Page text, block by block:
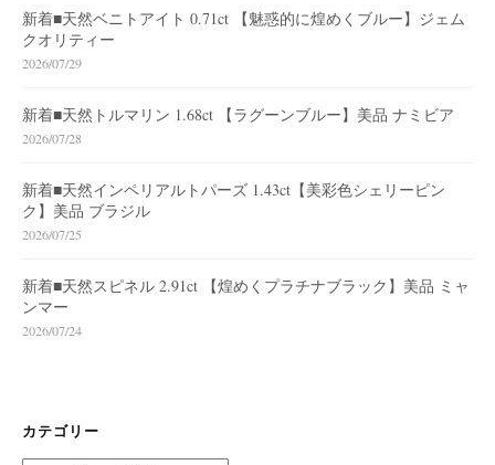
新着■天然ベニトアイト 0.71ct 【魅惑的に煌めくブルー】ジェム
クオリティー
2026/07/29
新着■天然トルマリン 1.68ct 【ラグーンブルー】美品 ナミビア
2026/07/28
新着■天然インペリアルトパーズ 1.43ct【美彩色シェリーピン
ク】美品 ブラジル
2026/07/25
新着■天然スピネル 2.91ct 【煌めくプラチナブラック】美品 ミャ
ンマー
2026/07/24
カテゴリー